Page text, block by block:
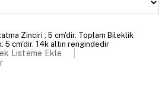
Zinciri : 5 cm'dir. Toplam Bileklik
5 cm'dir. 14k altın rengindedir
Listeme Ekle